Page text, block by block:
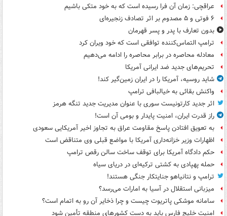
عراقچی: زمان آن فرا رسیده است که به خود متکی باشیم
۶ فوتی و ۵ مصدوم بر اثر تصادف زنجیره‌ای
بدون تعارف با پدر و پسر قهرمان
ترامپ التماس‌کننده توافقی است که خود ویران کرد
معادله محاصره در برابر محاصره را ادامه می‌دهیم
تحریم‌های جدید ضد ایرانی آمریکا
شاید روسیه، آمریکا را در ایران زمین‌گیر کند!
واکنش بقائی به خیالبافی ترامپ
اثر جدید کارتونیست سوری با عنوان مدیریت جدید تنگه هرمز
راز قدرت ایران، امنیت پایدار و بومی آن است!
به تعویق افتادن پاسخ مقاومت عراق به تجاوز اخیر آمریکایی سعودی
اظهارات وزیر خزانه‌داری آمریکا با مواضع قبلی وی متناقض است
حکم دادگاه آمریکا برای توقف ساخت سالن رقص ترامپ
حمله پهپادی به کشتی ترکیه‌ای در دریای سیاه
ترامپ و نتانیاهو جنایتکار جنگی هستند!
میزبانی استقلال در آسیا به امارات می‌رسد؟
سامانه موشکی پاتریوت چیست و چرا ذخایر آن رو به اتمام است؟
امنیت خلیج فارس باید به دست کشورهای منطقه تأمین شود